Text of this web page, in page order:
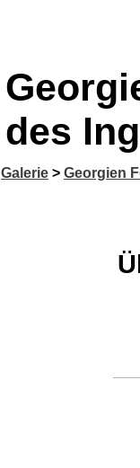
des
Galerie > Georgien